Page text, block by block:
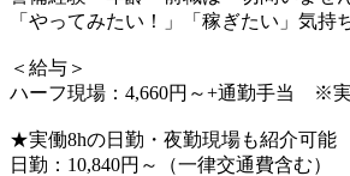
「やってみたい！」「稼ぎたい」気持
＜給与＞
ハーフ現場：4,660円～+通勤手当 ※
★実働8hの日勤・夜勤現場も紹介可能
日勤：10,840円～（一律交通費含む）